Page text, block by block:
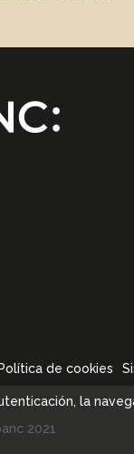
Política de cookies
2021
la